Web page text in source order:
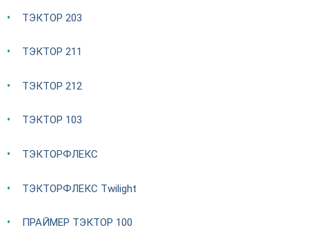
ТЭКТОР 203
ТЭКТОР 211
ТЭКТОР 212
ТЭКТОР 103
ТЭКТОРФЛЕКС
ТЭКТОРФЛЕКС Twilight
ПРАЙМЕР ТЭКТОР 100